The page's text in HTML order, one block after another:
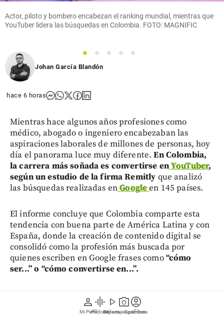
person
Mi Perfil
graphic_eq
Pódcast
play_arrow
Videos
photo_camera
Reportajes gráficos
account_circle
Suscríbete
Actor, piloto y bombero encabezan el ranking mundial, mientras que
YouTuber lidera las búsquedas en Colombia. FOTO: MAGNIFIC
1 2 3 4
5
Johan García Blandón
hace 6 horas
Mientras hace algunos años profesiones como
médico, abogado o ingeniero encabezaban las
aspiraciones laborales de millones de personas, hoy
día el panorama luce muy diferente.En Colombia,
la carrera más soñada es convertirse enYouTuber,
según un estudio de la firma Remitly que analizó
las búsquedas realizadas enGoogleen 145 países.
El informe concluye que Colombia comparte esta
tendencia con buena parte de América Latina y con
España, donde la creación de contenido digital se
consolidó como la profesión más buscada por
quienes escriben en Google frases como“cómo
ser...” o “cómo convertirse en...”.